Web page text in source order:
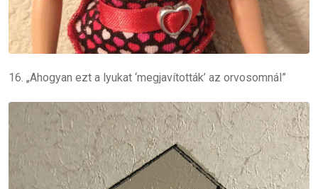
16. „Ahogyan ezt a lyukat ‘megjavították’ az orvosomnál”